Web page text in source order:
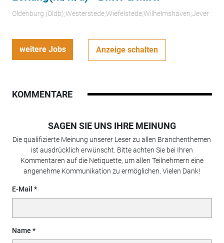
Oldenburg (Oldb);Westerstede;Wiefelstede;Wilhelmshaven;Jever
weitere Jobs Anzeige schalten
KOMMENTARE
SAGEN SIE UNS IHRE MEINUNG
Die qualifizierte Meinung unserer Leser zu allen Branchenthemen
ist ausdrücklich erwünscht. Bitte achten Sie bei Ihren
Kommentaren auf die Netiquette, um allen Teilnehmern eine
angenehme Kommunikation zu ermöglichen. Vielen Dank!
E-Mail
Name